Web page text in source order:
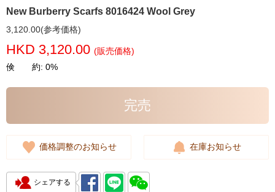
New Burberry Scarfs 8016424 Wool Grey
3,120.00(参考価格)
HKD 3,120.00 (販売価格)
倹 約: 0%
完売
価格調整のお知らせ 在庫お知らせ
シェアする